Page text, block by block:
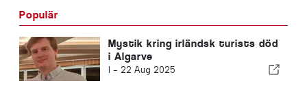
Populär
Mystik kring irländsk turists död
i Algarve
I - 22 Aug 2025